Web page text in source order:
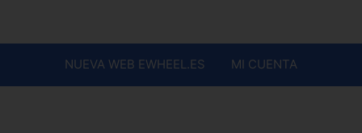
NUEVA WEB EWHEEL.ES MI CUENTA